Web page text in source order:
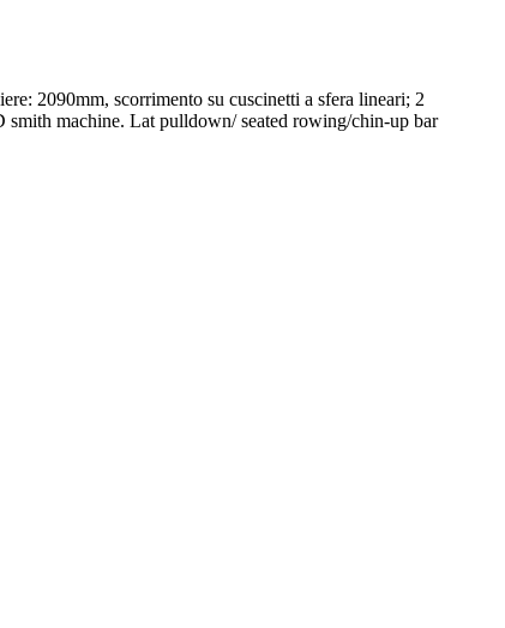
2090mm, scorrimento su cuscinetti a sfera lineari; 2
machine. Lat pulldown/ seated rowing/chin-up bar